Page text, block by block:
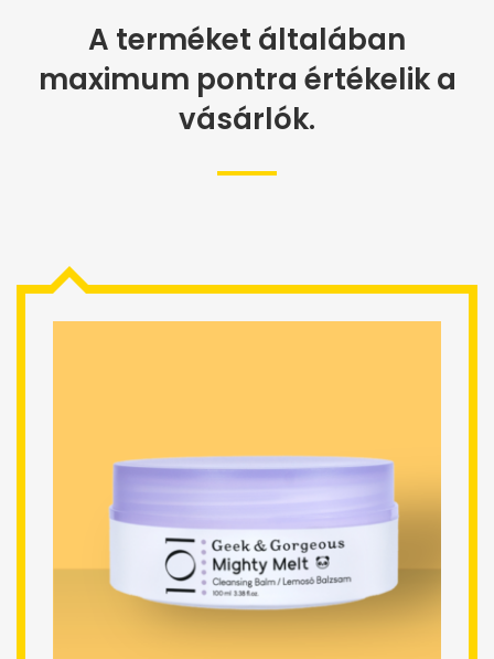
A terméket általában
maximum pontra értékelik a
vásárlók.